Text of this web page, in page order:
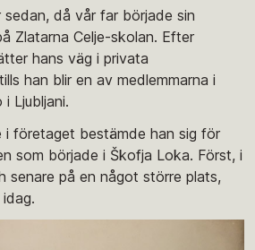
då vår far började sin
Zlatarna Celje-skolan. Efter
hans väg i privata
han blir en av medlemmarna i
Ljubljani.
i företaget bestämde han sig för
som började i Škofja Loka. Först, i
senare på en något större plats,